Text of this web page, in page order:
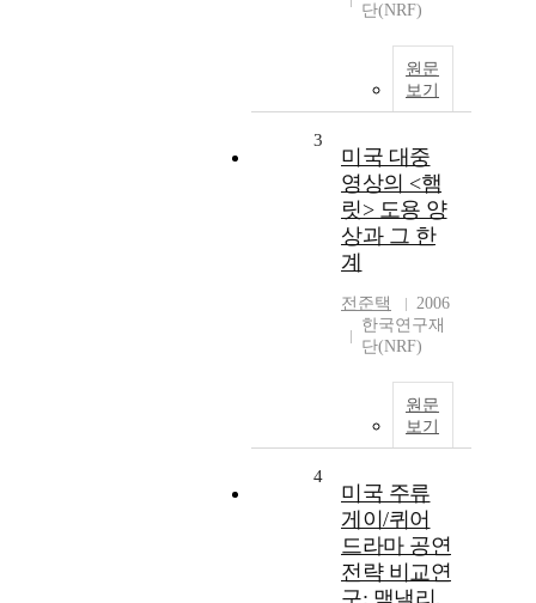
단(NRF)
원문
보기
3
미국 대중
영상의 <햄
릿> 도용 양
상과 그 한
계
전준택
2006
한국연구재
단(NRF)
원문
보기
4
미국 주류
게이/퀴어
드라마 공연
전략 비교연